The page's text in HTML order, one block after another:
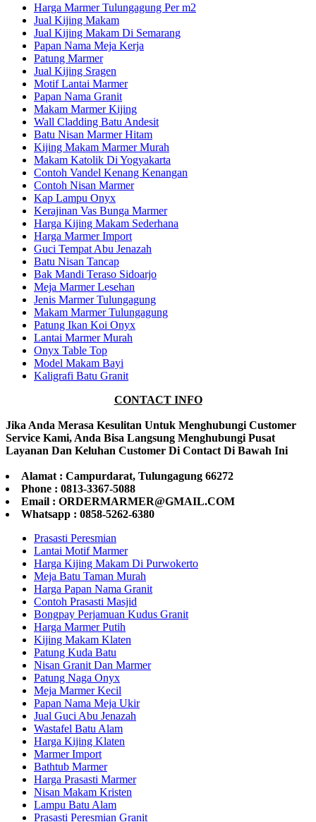
Harga Marmer Tulungagung Per m2
Jual Kijing Makam
Jual Kijing Makam Di Semarang
Papan Nama Meja Kerja
Patung Marmer
Jual Kijing Sragen
Motif Lantai Marmer
Papan Nama Granit
Makam Marmer Kijing
Wall Cladding Batu Andesit
Batu Nisan Marmer Hitam
Kijing Makam Marmer Murah
Makam Katolik Di Yogyakarta
Contoh Vandel Kenang Kenangan
Contoh Nisan Marmer
Kap Lampu Onyx
Kerajinan Vas Bunga Marmer
Harga Kijing Makam Sederhana
Harga Marmer Import
Guci Tempat Abu Jenazah
Batu Nisan Tancap
Bak Mandi Teraso Sidoarjo
Meja Marmer Lesehan
Jenis Marmer Tulungagung
Makam Marmer Tulungagung
Patung Ikan Koi Onyx
Lantai Marmer Murah
Onyx Table Top
Model Makam Bayi
Kaligrafi Batu Granit
CONTACT INFO
Jika Anda Merasa Kesulitan Untuk Menghubungi Customer
Service Kami, Anda Bisa Langsung Menghubungi Pusat
Layanan Dan Keluhan Customer Di Contact Di Bawah Ini
Alamat : Campurdarat, Tulungagung 66272
Phone : 0813-3367-5088
Email : ORDERMARMER@GMAIL.COM
Whatsapp : 0858-5262-6380
Prasasti Peresmian
Lantai Motif Marmer
Harga Kijing Makam Di Purwokerto
Meja Batu Taman Murah
Harga Papan Nama Granit
Contoh Prasasti Masjid
Bongpay Perjamuan Kudus Granit
Harga Marmer Putih
Kijing Makam Klaten
Patung Kuda Batu
Nisan Granit Dan Marmer
Patung Naga Onyx
Meja Marmer Kecil
Papan Nama Meja Ukir
Jual Guci Abu Jenazah
Wastafel Batu Alam
Harga Kijing Klaten
Marmer Import
Bathtub Marmer
Harga Prasasti Marmer
Nisan Makam Kristen
Lampu Batu Alam
Prasasti Peresmian Granit